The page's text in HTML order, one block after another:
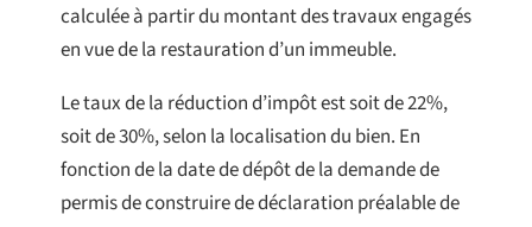
calculée à partir du montant des travaux engagés
en vue de la restauration d’un immeuble.
Le taux de la réduction d’impôt est soit de 22%,
soit de 30%, selon la localisation du bien. En
fonction de la date de dépôt de la demande de
permis de construire de déclaration préalable de